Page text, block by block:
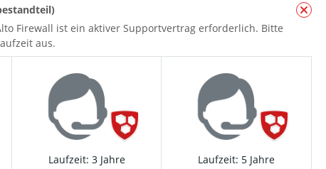
Firewall ist ein aktiver Supportvertrag erforderlich. Bitte
aus.
Laufzeit: 3 Jahre
Laufzeit: 5 Jahre